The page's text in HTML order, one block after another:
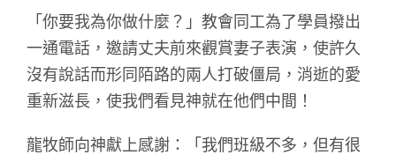
「你要我為你做什麼？」教會同工為了學員撥出
一通電話，邀請丈夫前來觀賞妻子表演，使許久
沒有說話而形同陌路的兩人打破僵局，消逝的愛
重新滋長，使我們看見神就在他們中間！
龍牧師向神獻上感謝：「我們班級不多，但有很